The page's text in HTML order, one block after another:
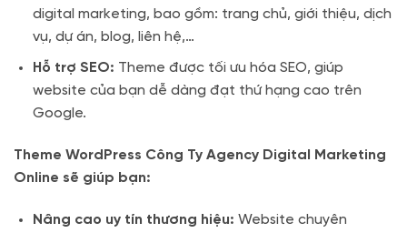
digital marketing, bao gồm: trang chủ, giới thiệu, dịch
vụ, dự án, blog, liên hệ,…
Hỗ trợ SEO: Theme được tối ưu hóa SEO, giúp
website của bạn dễ dàng đạt thứ hạng cao trên
Google.
Theme WordPress Công Ty Agency Digital Marketing
Online sẽ giúp bạn:
Nâng cao uy tín thương hiệu: Website chuyên